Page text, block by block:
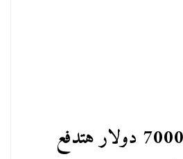
ان بدل ما تدفع 7000 دولار هتدفع